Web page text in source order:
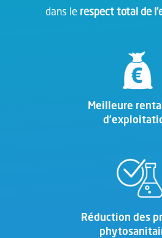
dans le respect total de
Meilleure
Réduction des